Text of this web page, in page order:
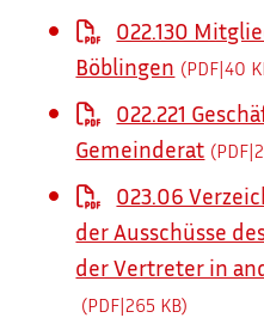
022.130
Böblingen (PDF|40
022.221
Gemeinderat
023.06
der Ausschüsse
der Vertreter in
(PDF|265 KB)